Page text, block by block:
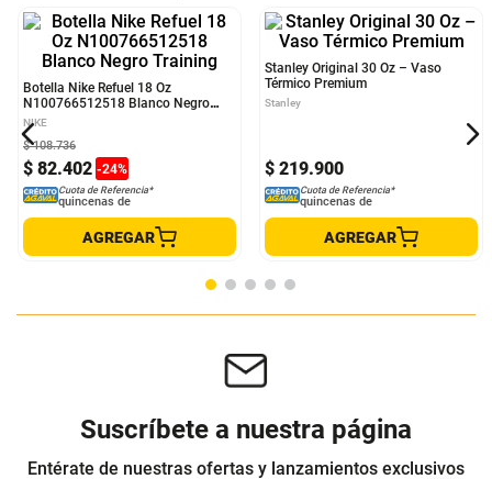
Botella Nike Refuel 18 Oz
N100766512518 Blanco Negro
Training
NIKE
Stanley Original 30 Oz – Vaso
Térmico Premium
Stanley